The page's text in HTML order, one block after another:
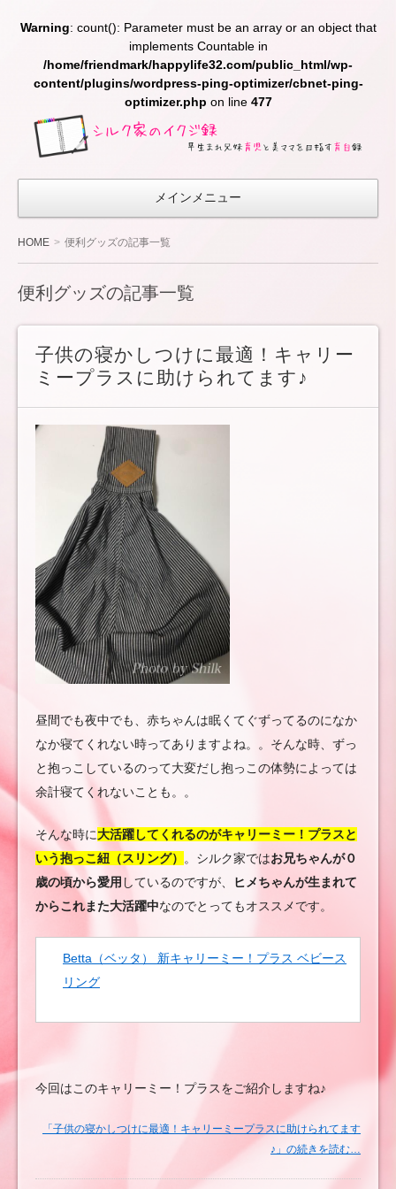
Warning: count(): Parameter must be an array or an object that
implements Countable in
/home/friendmark/happylife32.com/public_html/wp-
content/plugins/wordpress-ping-optimizer/cbnet-ping-
optimizer.php on line 477
シ
家
の
イ
ク
早生
ま
れ
兄妹
マ
を
目指
す
育自
録〜
メインメニュー
HOME 便利グッズの記事一覧
便利グッズの記事一覧
子供の寝かしつけに最適！キャリー
ミープラスに助けられてます♪
昼間でも夜中でも、赤ちゃんは眠くてぐずってるのになか
なか寝てくれない時ってありますよね。。そんな時、ずっ
と抱っこしているのって大変だし抱っこの体勢によっては
余計寝てくれないことも。。
そんな時に大活躍してくれるのがキャリーミー！プラスと
いう抱っこ紐（スリング）
。シルク家ではお兄ちゃんが０
歳の頃から愛用 しているのですが、
ヒメちゃんが生まれて
からこれまた大活躍中なのでとってもオススメです。
Betta（ベッタ） 新キャリーミー！プラス ベビース
リング
今回はこのキャリーミー！プラスをご紹介しますね♪
「子供の寝かしつけに最適！キャリーミープラスに助けられてます
♪」の続きを読む…